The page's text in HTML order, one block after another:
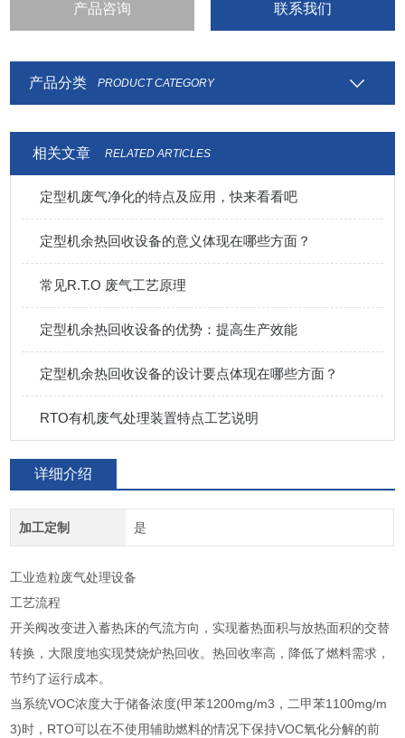
产品咨询 联系我们
产品分类 PRODUCT CATEGORY
相关文章 RELATED ARTICLES
定型机废气净化的特点及应用，快来看看吧
定型机余热回收设备的意义体现在哪些方面？
常见R.T.O 废气工艺原理
定型机余热回收设备的优势：提高生产效能
定型机余热回收设备的设计要点体现在哪些方面？
RTO有机废气处理装置特点工艺说明
详细介绍
加工定制 是
工业造粒废气处理设备
工艺流程
开关阀改变进入蓄热床的气流方向，实现蓄热面积与放热面积的交替
转换，大限度地实现焚烧炉热回收。热回收率高，降低了燃料需求，
节约了运行成本。
当系统VOC浓度大于储备浓度(甲苯1200mg/m3，二甲苯1100mg/m
3)时，RTO可以在不使用辅助燃料的情况下保持VOC氧化分解的前